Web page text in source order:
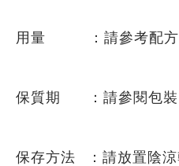
用量 ：請參考配方
保質期 ：請參閱包裝
保存方法 ：請放置陰